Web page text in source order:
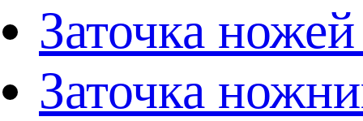
Заточка
Заточка